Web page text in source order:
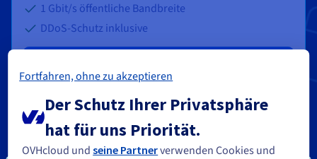
1 Gbit/s öffentliche Bandbreite
DDoS-Schutz inklusive
Fortfahren, ohne zu akzeptieren
Der Schutz Ihrer Privatsphäre
hat für uns Priorität.
OVHcloud undseine Partnerverwenden Cookies und